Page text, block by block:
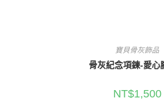
寶貝骨灰飾品
骨灰紀念項鍊-愛心
NT$1,500